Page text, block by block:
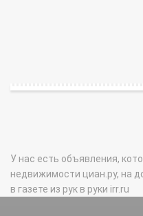
У нас есть объявления,
недвижимости циан.ру, на
в газете из рук в руки irr.ru